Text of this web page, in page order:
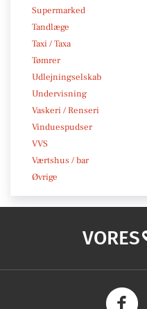
Supermarked
Tandlæge
Taxi / Taxa
Tømrer
Udlejningselskab
Undervisning
Vaskeri / Renseri
Vinduespudser
VVS
Værtshus / bar
Øvrige
VORES